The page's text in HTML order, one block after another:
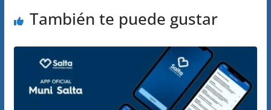
También te puede gustar